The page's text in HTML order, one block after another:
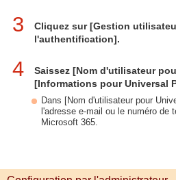
3 Cliquez sur [Gestion
l'authentification].
4
Saissez [Nom d'utilisateur
[Informations pour Universal
Dans [Nom d'utilisateur pour
l'adresse e-mail ou le numéro de
Microsoft 365.